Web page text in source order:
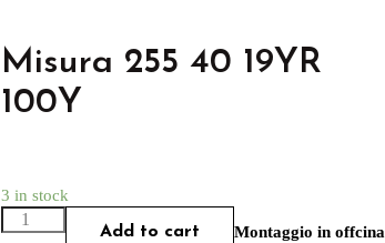
Misura 255 40 19YR
100Y
3 in stock
Add to cart Montaggio in offcina